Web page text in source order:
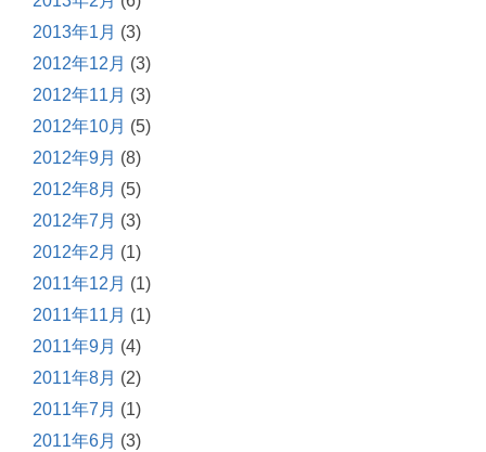
2013年1月 (3)
2012年12月 (3)
2012年11月 (3)
2012年10月 (5)
2012年9月 (8)
2012年8月 (5)
2012年7月 (3)
2012年2月 (1)
2011年12月 (1)
2011年11月 (1)
2011年9月 (4)
2011年8月 (2)
2011年7月 (1)
2011年6月 (3)